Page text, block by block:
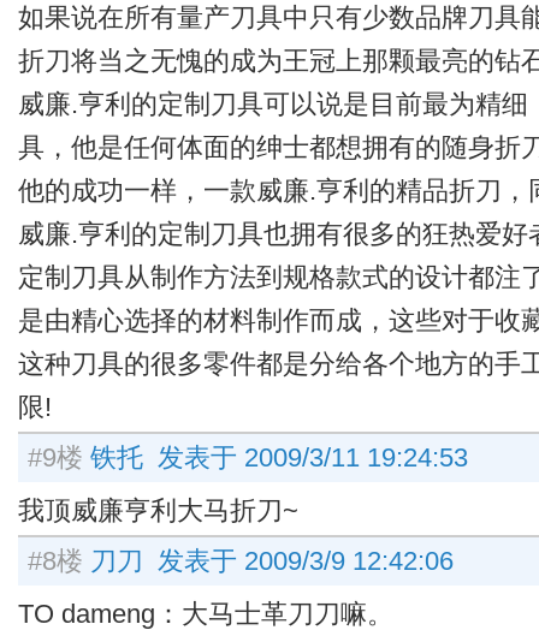
如果说在所有量产刀具中只有少数品牌刀具
折刀将当之无愧的成为王冠上那颗最亮的钻
威廉.亨利的定制刀具可以说是目前最为精
具，他是任何体面的绅士都想拥有的随身折
他的成功一样，一款威廉.亨利的精品折刀
威廉.亨利的定制刀具也拥有很多的狂热爱好
定制刀具从制作方法到规格款式的设计都注
是由精心选择的材料制作而成，这些对于收
这种刀具的很多零件都是分给各个地方的手
限!
#9楼 铁托 发表于 2009/3/11 19:24:53
我顶威廉亨利大马折刀~
#8楼 刀刀 发表于 2009/3/9 12:42:06
TO dameng：大马士革刀刀嘛。